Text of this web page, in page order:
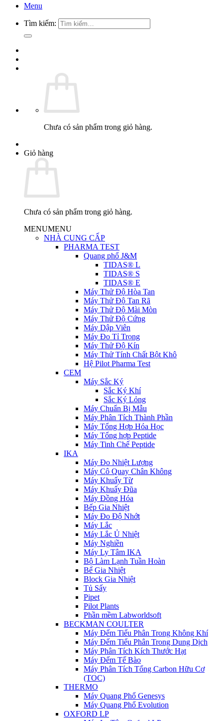
Menu
Tìm kiếm:
Chưa có sản phẩm trong giỏ hàng.
Giỏ hàng
Chưa có sản phẩm trong giỏ hàng.
MENUMENU
NHÀ CUNG CẤP
PHARMA TEST
Quang phổ J&M
TIDAS® L
TIDAS® S
TIDAS® E
Máy Thử Độ Hòa Tan
Máy Thử Độ Tan Rã
Máy Thử Độ Mài Mòn
Máy Thử Độ Cứng
Máy Dập Viên
Máy Đo Tỉ Trọng
Máy Thử Độ Kín
Máy Thử Tính Chất Bột Khô
Hệ Pilot Pharma Test
CEM
Máy Sắc Ký
Sắc Ký Khí
Sắc Ký Lỏng
Máy Chuẩn Bị Mẫu
Máy Phân Tích Thành Phần
Máy Tổng Hợp Hóa Học
Máy Tổng hợp Peptide
Máy Tinh Chế Peptide
IKA
Máy Đo Nhiệt Lượng
Máy Cô Quay Chân Không
Máy Khuấy Từ
Máy Khuấy Đũa
Máy Đồng Hóa
Bếp Gia Nhiệt
Máy Đo Độ Nhớt
Máy Lắc
Máy Lắc Ủ Nhiệt
Máy Nghiền
Máy Ly Tâm IKA
Bộ Làm Lạnh Tuần Hoàn
Bể Gia Nhiệt
Block Gia Nhiệt
Tủ Sấy
Pipet
Pilot Plants
Phần mềm Labworldsoft
BECKMAN COULTER
Máy Đếm Tiểu Phân Trong Không Khí
Máy Đếm Tiểu Phân Trong Dung Dịch
Máy Phân Tích Kích Thước Hạt
Máy Đếm Tế Bào
Máy Phân Tích Tổng Carbon Hữu Cơ
(TOC)
THERMO
Máy Quang Phổ Genesys
Máy Quang Phổ Evolution
OXFORD LP